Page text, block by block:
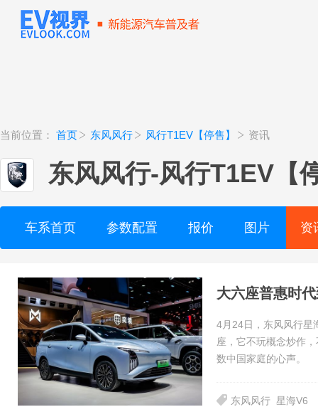
当前位置： 首页 东风风行 风行T1EV【停售】 资讯
东风风行-风行T1EV【
车系首页 参数配置 报价 图片 资
大六座普惠时
4月24日，东风风行星
座，它不玩概念炒作
数中国家庭的心声。
东风风行 星海V6